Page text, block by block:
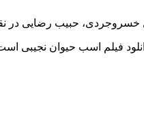
خسروجردی، حبیب رضایی در